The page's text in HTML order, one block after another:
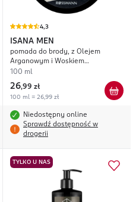
4,3
ISANA MEN
pomada do brody, z Olejem
Arganowym i Woskiem
Rzepakowym
100 ml
26,99 zł
100 ml = 26,99 zł
Niedostępny online
Sprawdź dostępność w
drogerii
TYLKO U NAS